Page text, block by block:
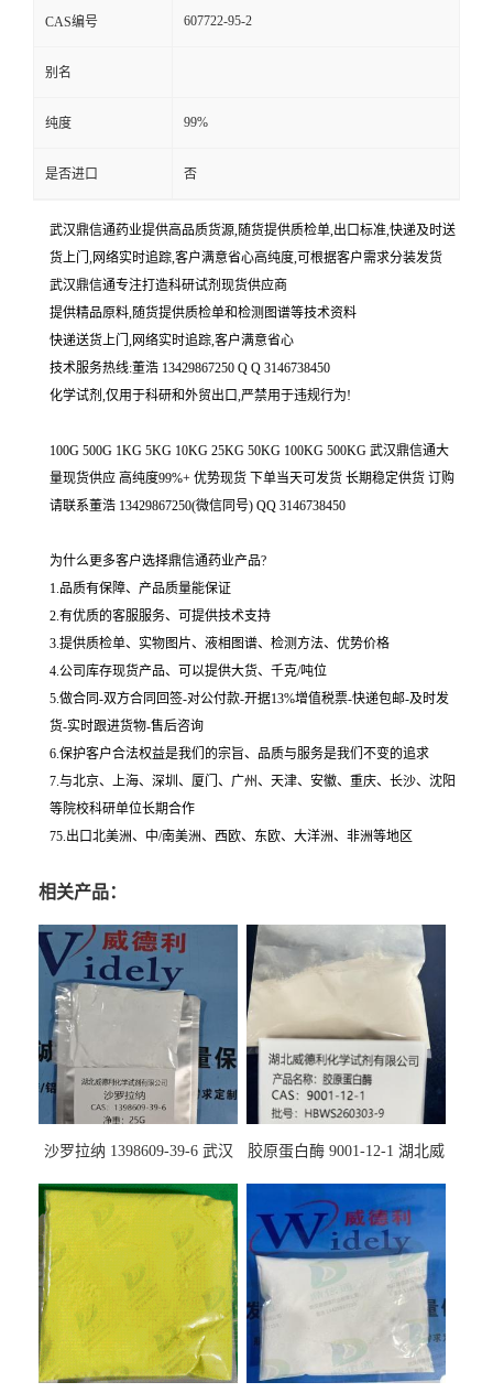
CAS编号 607722-95-2
别名
纯度 99%
是否进口 否
武汉鼎信通药业提供高品质货源,随货提供质检单,出口标准,快递及时送
货上门,网络实时追踪,客户满意省心高纯度,可根据客户需求分装发货
武汉鼎信通专注打造科研试剂现货供应商
提供精品原料,随货提供质检单和检测图谱等技术资料
快递送货上门,网络实时追踪,客户满意省心
技术服务热线:董浩 13429867250 Q Q 3146738450
化学试剂,仅用于科研和外贸出口,严禁用于违规行为!
100G 500G 1KG 5KG 10KG 25KG 50KG 100KG 500KG 武汉鼎信通大
量现货供应 高纯度99%+ 优势现货 下单当天可发货 长期稳定供货 订购
请联系董浩 13429867250(微信同号) QQ 3146738450
为什么更多客户选择鼎信通药业产品?
1.品质有保障、产品质量能保证
2.有优质的客服服务、可提供技术支持
3.提供质检单、实物图片、液相图谱、检测方法、优势价格
4.公司库存现货产品、可以提供大货、千克/吨位
5.做合同-双方合同回签-对公付款-开据13%增值税票-快递包邮-及时发
货-实时跟进货物-售后咨询
6.保护客户合法权益是我们的宗旨、品质与服务是我们不变的追求
7.与北京、上海、深圳、厦门、广州、天津、安徽、重庆、长沙、沈阳
等院校科研单位长期合作
75.出口北美洲、中/南美洲、西欧、东欧、大洋洲、非洲等地区
相关产品：
沙罗拉纳 1398609-39-6 武汉
胶原蛋白酶 9001-12-1 湖北威